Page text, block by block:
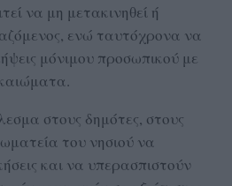
να μη μετακινηθεί ή
ενώ ταυτόχρονα να
μόνιμου προσωπικού με
στους δημότες, στους
του νησιού να
και να υπερασπιστούν